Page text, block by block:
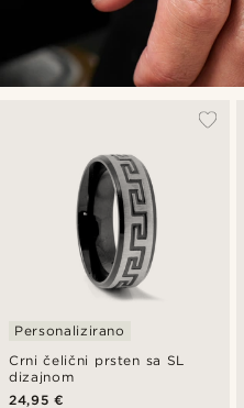
Crni čelični prsten sa SL
dizajnom
Personalizirano
24,95 €